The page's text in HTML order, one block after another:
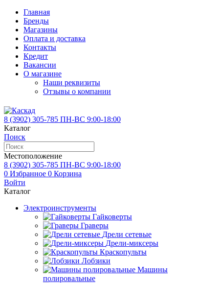
Главная
Бренды
Магазины
Оплата и доставка
Контакты
Кредит
Вакансии
О магазине
Наши реквизиты
Отзывы о компании
8 (3902) 305-785 ПН-ВС 9:00-18:00
Каталог
Поиск
Местоположение
8 (3902) 305-785 ПН-ВС 9:00-18:00
0 Избранное 0 Корзина
Войти
Каталог
Электроинструменты
Гайковерты
Граверы
Дрели сетевые
Дрели-миксеры
Краскопульты
Лобзики
Машины
полировальные